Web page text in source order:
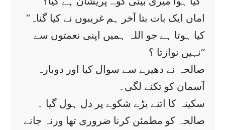
’’اماں ایک بات بتا آخر ہم غریبوں نے کیا گناہ
کیا ہوتا ہے جو اللہ ہمیں اپنی نعمتوں سے
نہیں نوازتا ؟‘‘
صالحہ نے دھیرے سے سوال کیا اور دوبارہ
آسمان کو تکنے لگی۔
سکینہ کا اتنے بڑے شکوے پر دل ہول گیا ۔
صالحہ کو مطمئن کرنا ضروری تھا ورنہ جانے